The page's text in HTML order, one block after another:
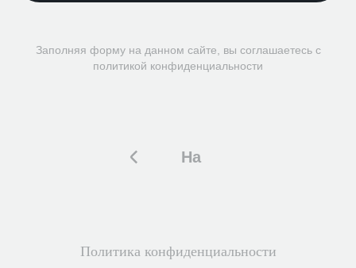
Заполняя форму на данном сайте, вы соглашаетесь с
политикой конфиденциальности
На
Политика конфиденциальности